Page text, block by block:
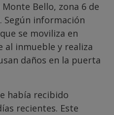
Bello, zona 6 de
Según información
se moviliza en
inmueble y realiza
daños en la puerta
había recibido
recientes. Este